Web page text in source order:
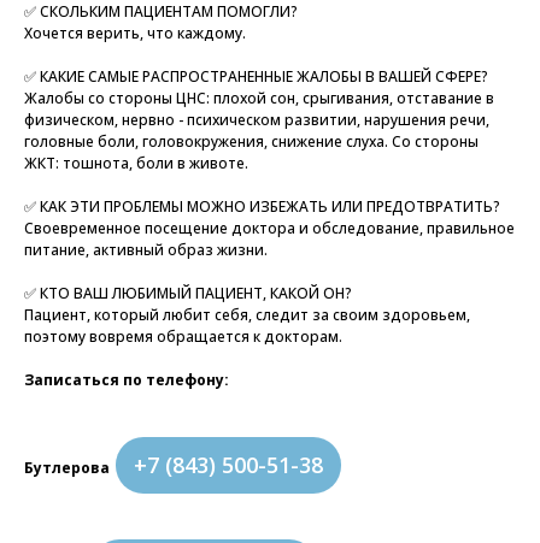
✅ СКОЛЬКИМ ПАЦИЕНТАМ ПОМОГЛИ?
Хочется верить, что каждому.
✅ КАКИЕ САМЫЕ РАСПРОСТРАНЕННЫЕ ЖАЛОБЫ В ВАШЕЙ СФЕРЕ?
Жалобы со стороны ЦНС: плохой сон, срыгивания, отставание в
физическом, нервно - психическом развитии, нарушения речи,
головные боли, головокружения, снижение слуха. Со стороны
ЖКТ: тошнота, боли в животе.
✅ КАК ЭТИ ПРОБЛЕМЫ МОЖНО ИЗБЕЖАТЬ ИЛИ ПРЕДОТВРАТИТЬ?
Своевременное посещение доктора и обследование, правильное
питание, активный образ жизни.
✅ КТО ВАШ ЛЮБИМЫЙ ПАЦИЕНТ, КАКОЙ ОН?
Пациент, который любит себя, следит за своим здоровьем,
поэтому вовремя обращается к докторам.
Записаться по телефону:
Бутлерова +7 (843) 500-51-38